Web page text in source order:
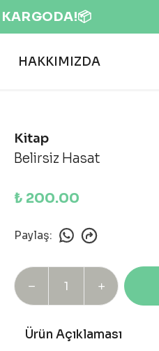
HAKKIMIZDA
Kitap
Belirsiz Hasat
₺ 200.00
Paylaş:
Ürün Açıklaması